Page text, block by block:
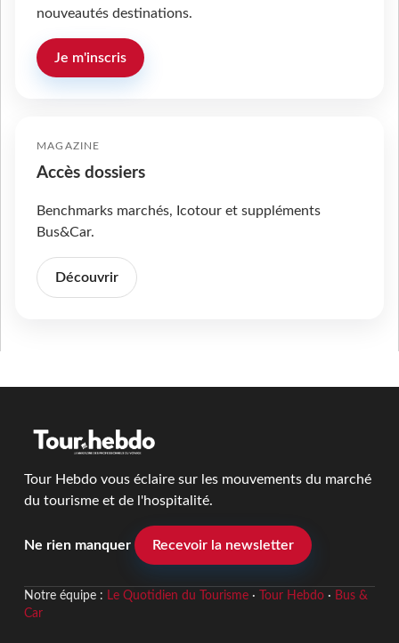
nouveautés destinations.
Je m'inscris
MAGAZINE
Accès dossiers
Benchmarks marchés, Icotour et suppléments
Bus&Car.
Découvrir
Tour Hebdo vous éclaire sur les mouvements du marché
du tourisme et de l'hospitalité.
Ne rien manquer Recevoir la newsletter
Notre équipe : Le Quotidien du Tourisme· Tour Hebdo· Bus &
Car